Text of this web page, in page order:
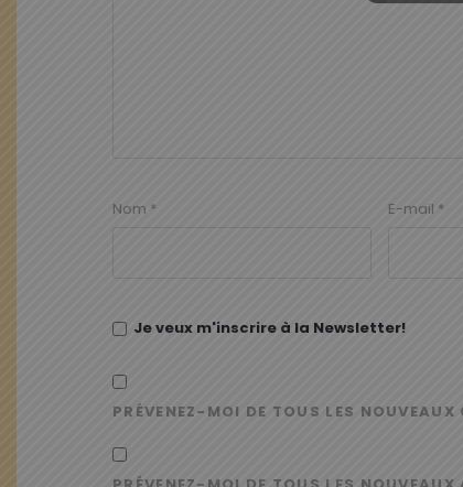
Nom * E-mail *
Je veux m'inscrire à la Newsletter!
PRÉVENEZ-MOI DE TOUS LES